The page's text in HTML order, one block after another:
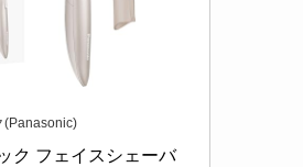
(Panasonic)
ク フェイスシェーバ